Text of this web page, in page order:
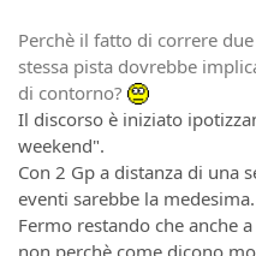
Perchè il fatto di correre
stessa pista dovrebbe
di contorno?
Il discorso è iniziato
weekend".
Con 2 Gp a distanza di una
eventi sarebbe la medesima.
Fermo restando che anche
non perchè come dicono